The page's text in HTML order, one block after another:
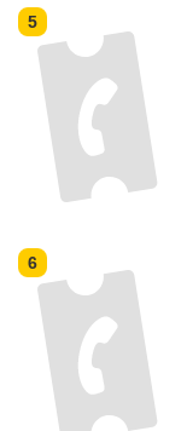
5
6